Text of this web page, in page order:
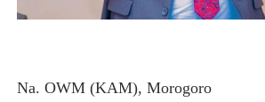
HABARI ZILIZOPEWA UZITO WA
Na. OWM (KAM), Morogoro